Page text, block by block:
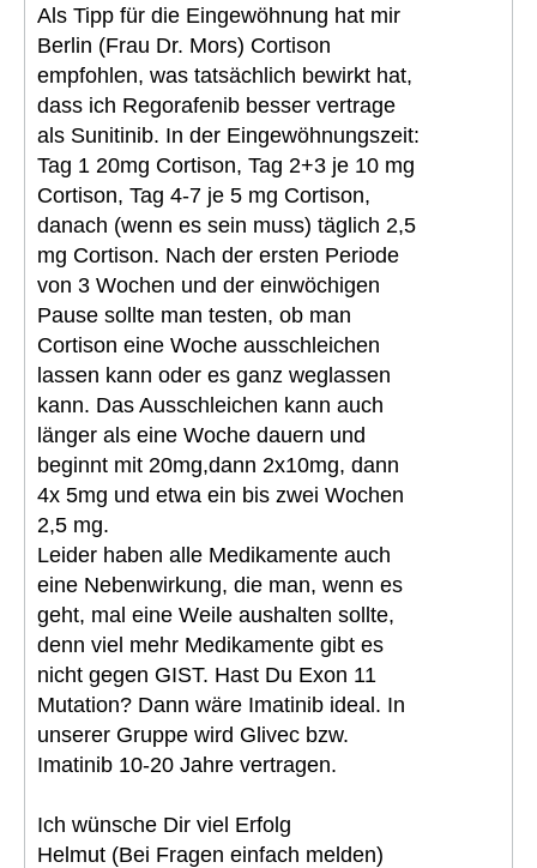
Als Tipp für die Eingewöhnung hat mir
Berlin (Frau Dr. Mors) Cortison
empfohlen, was tatsächlich bewirkt hat,
dass ich Regorafenib besser vertrage
als Sunitinib. In der Eingewöhnungszeit:
Tag 1 20mg Cortison, Tag 2+3 je 10 mg
Cortison, Tag 4-7 je 5 mg Cortison,
danach (wenn es sein muss) täglich 2,5
mg Cortison. Nach der ersten Periode
von 3 Wochen und der einwöchigen
Pause sollte man testen, ob man
Cortison eine Woche ausschleichen
lassen kann oder es ganz weglassen
kann. Das Ausschleichen kann auch
länger als eine Woche dauern und
beginnt mit 20mg,dann 2x10mg, dann
4x 5mg und etwa ein bis zwei Wochen
2,5 mg.
Leider haben alle Medikamente auch
eine Nebenwirkung, die man, wenn es
geht, mal eine Weile aushalten sollte,
denn viel mehr Medikamente gibt es
nicht gegen GIST. Hast Du Exon 11
Mutation? Dann wäre Imatinib ideal. In
unserer Gruppe wird Glivec bzw.
Imatinib 10-20 Jahre vertragen.
Ich wünsche Dir viel Erfolg
Helmut (Bei Fragen einfach melden)